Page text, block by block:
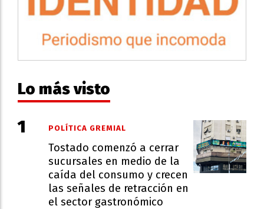
Lo más visto
Tostado comenzó a cerrar
sucursales en medio de la
caída del consumo y crecen
las señales de retracción en
el sector gastronómico
POLÍTICA GREMIAL